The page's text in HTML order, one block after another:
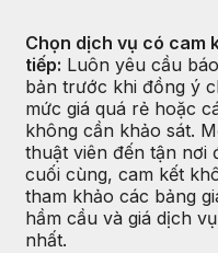
Chọn dịch vụ có cam
tiếp: Luôn yêu cầu
bản trước khi đồng ý
mức giá quá rẻ hoặc
không cần khảo sát.
thuật viên đến tận nơi
cuối cùng, cam kết
tham khảo các bảng
hầm cầu và giá dịch
nhất.